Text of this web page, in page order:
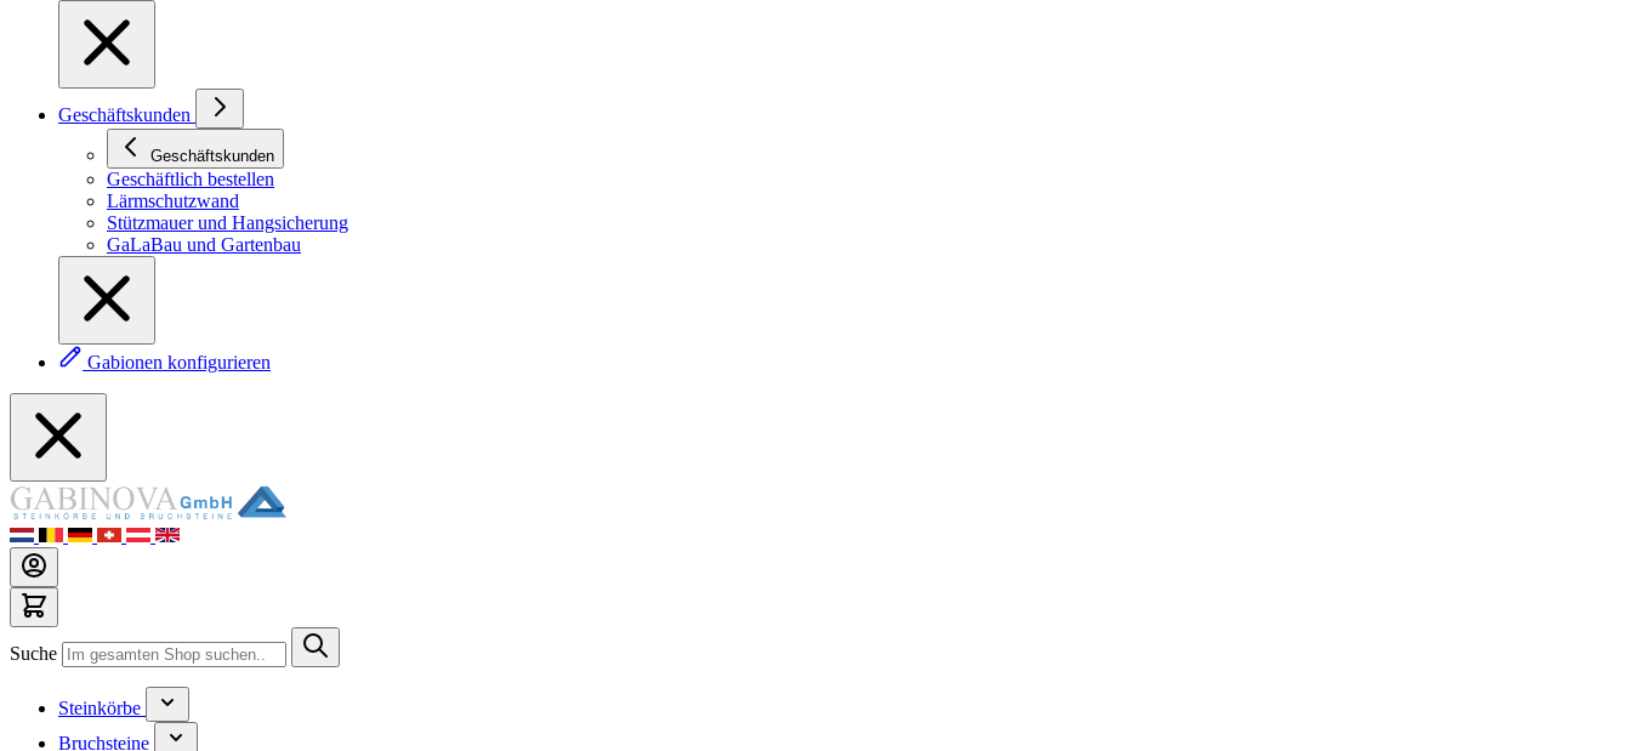
Geschäftskunden
Geschäftskunden
Geschäftlich bestellen
Lärmschutzwand
Stützmauer und Hangsicherung
GaLaBau und Gartenbau
Gabionen konfigurieren
Suche
Steinkörbe
Bruchsteine